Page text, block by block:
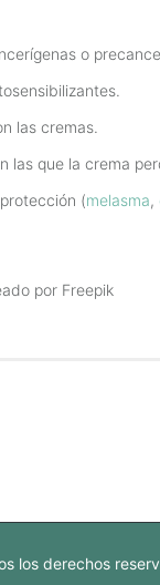
o
las cremas.
las que la crema
(melasma,
por Freepik
los derechos